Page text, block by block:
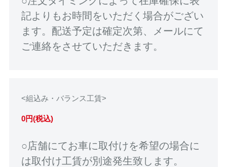
記よりもお時間をいただく場合がござい
ます。配送予定は確定次第、メールにて
ご連絡をさせていただきます。
<組込み・バランス工賃>
0円(税込)
○店舗にてお車に取付けを希望の場合に
は取付け工賃が別途発生致します。